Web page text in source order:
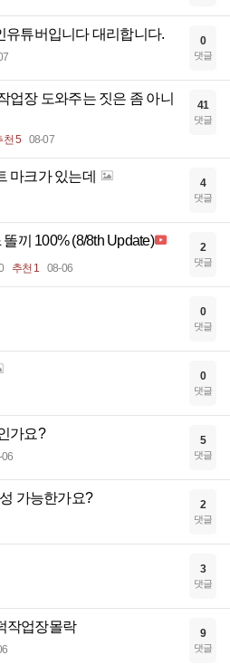
유튜버입니다 대리합니다. 0
댓글
업장 도와주는 짓은 좀 아니
천 5 08-07
41
댓글
마크가 있는데 4
댓글
끼 100% (8/8th Update)
추천 1 08-06
2
댓글
0
댓글
0
댓글
가요? 5
댓글
가능한가요? 2
댓글
3
댓글
작업장몰락 9
댓글